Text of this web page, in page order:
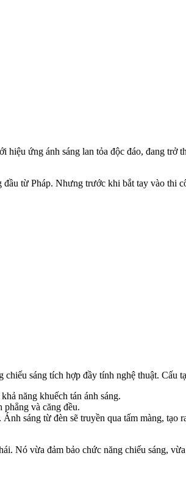
hiệu ứng ánh sáng lan tỏa độc đáo, đang trở
từ Pháp. Nhưng trước khi bắt tay vào thi
sáng tích hợp đầy tính nghệ thuật. Cấu
năng khuếch tán ánh sáng.
và căng đều.
sáng từ đèn sẽ truyền qua tấm màng, tạo
Nó vừa đảm bảo chức năng chiếu sáng,